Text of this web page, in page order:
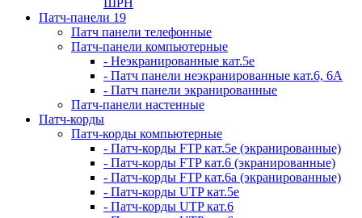
ШРН
Патч-панели 19
Патч панели телефонные
Патч-панели компьютерные
- Неэкранированные кат.5е
- Патч панели неэкранированные кат.6, 6А
- Патч панели экранированные
Патч-панели настенные
Патч-корды
Патч-корды компьютерные
- Патч-корды FTP кат.5е (экранированные)
- Патч-корды FTP кат.6 (экранированные)
- Патч-корды FTP кат.6а (экранированные)
- Патч-корды UTP кат.5е
- Патч-корды UTP кат.6